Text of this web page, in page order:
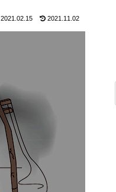
2021.02.15 2021.11.02